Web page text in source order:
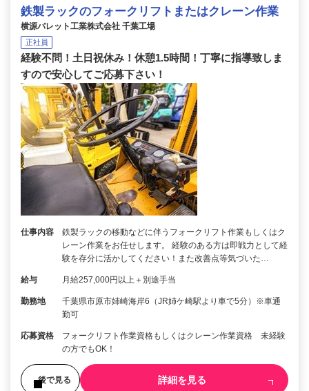
鉄製ラックのフォークリフトまたはクレーン作業
横源パレット工業株式会社 千葉工場
正社員
経験不問！土日祝休み！休憩1.5時間！丁寧に指導致しま
すので安心してご応募下さい！
仕事内容
鉄製ラックの移動などに伴うフォークリフト作業もしくはク
レーン作業をお任せします。 経験のある方は即戦力として経
験を存分に活かしてください！また改善点等気づいた…
給与 月給257,000円以上＋別途手当
勤務地
千葉県市原市姉崎海岸6（JR姉ケ崎駅より車で5分）※車通
勤可
応募資格
フォークリフト作業資格もしくはクレーン作業資格 未経験
の方でもOK！
後で見る 詳細を見る